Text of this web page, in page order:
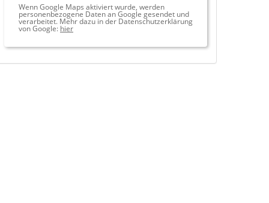
Wenn Google Maps aktiviert wurde, werden
personenbezogene Daten an Google gesendet und
verarbeitet. Mehr dazu in der Datenschutzerklärung
von Google: hier